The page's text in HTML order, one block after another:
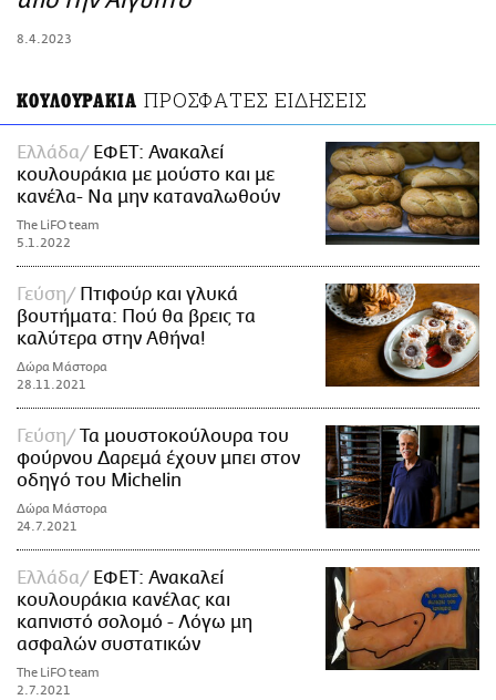
8.4.2023
ΚΟΥΛΟΥΡΑΚΙΑ ΠΡΟΣΦΑΤΕΣ ΕΙΔΗΣΕΙΣ
Ελλάδα
ΕΦΕΤ: Ανακαλεί
κουλουράκια με μούστο και με
κανέλα- Να μην καταναλωθούν
The LiFO team
5.1.2022
Γεύση
Πτιφούρ και γλυκά
βουτήματα: Πού θα βρεις τα
καλύτερα στην Αθήνα!
Δώρα Μάστορα
28.11.2021
Γεύση
Τα μουστοκούλουρα του
φούρνου Δαρεμά έχουν μπει στον
οδηγό του Michelin
Δώρα Μάστορα
24.7.2021
Ελλάδα
ΕΦΕΤ: Ανακαλεί
κουλουράκια κανέλας και
καπνιστό σολομό - Λόγω μη
ασφαλών συστατικών
The LiFO team
2.7.2021